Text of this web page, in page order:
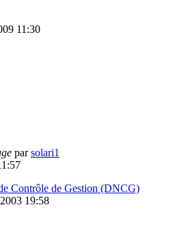
11:30
parsolari1
Contrôle de Gestion (DNCG)
19:58